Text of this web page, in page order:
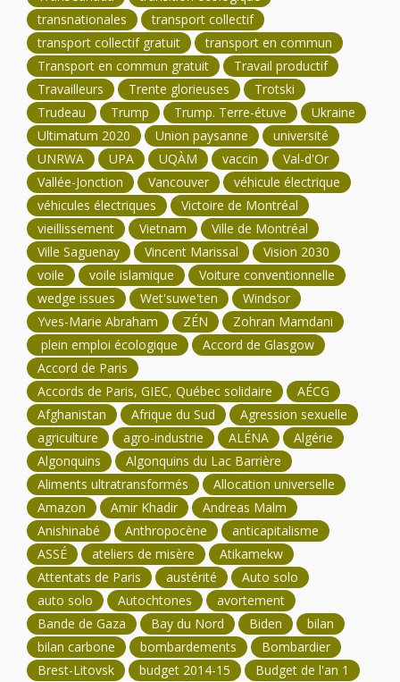
transnationales
transport collectif
transport collectif gratuit
transport en commun
Transport en commun gratuit
Travail productif
Travailleurs
Trente glorieuses
Trotski
Trudeau
Trump Trump. Terre-étuve
Ukraine
Ultimatum 2020
Union paysanne
université
UNRWA
UPA UQÀM vaccin
Val-d'Or
Vallée-Jonction
Vancouver
véhicule électrique
véhicules électriques
Victoire de Montréal
vieillissement
Vietnam
Ville de Montréal
Ville Saguenay
Vincent Marissal
Vision 2030
voile
voile islamique
Voiture conventionnelle
wedge issues
Wet'suwe'ten
Windsor
Yves-Marie Abraham
ZÉN
Zohran Mamdani
plein emploi écologique
Accord de Glasgow
Accord de Paris
Accords de Paris, GIEC, Québec solidaire
AÉCG
Afghanistan
Afrique du Sud
Agression sexuelle
agriculture
agro-industrie ALÉNA
Algérie
Algonquins
Algonquins du Lac Barrière
Aliments ultratransformés
Allocation universelle
Amazon
Amir Khadir
Andreas Malm
Anishinabé
Anthropocène
anticapitalisme
ASSÉ
ateliers de misère
Atikamekw
Attentats de Paris
austérité
Auto solo
auto solo
Autochtones
avortement
Bande de Gaza
Bay du Nord Biden
bilan
bilan carbone
bombardements
Bombardier
Brest-Litovsk
budget 2014-15
Budget de l'an 1